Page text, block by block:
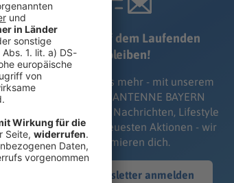
Immer auf dem Laufenden
bleiben!
Verpass' nichts mehr - mit unserem
kostenlosen ANTENNE BAYERN
Newsletter. Ob Nachrichten, Lifestyle
oder unsere neuesten Aktionen - wir
informieren dich.
Zum Newsletter anmelden